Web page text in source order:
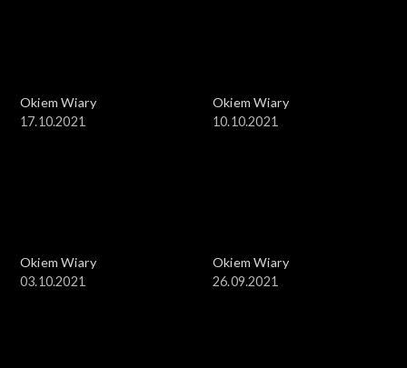
Okiem Wiary
17.10.2021
Okiem Wiary
10.10.2021
Okiem Wiary
03.10.2021
Okiem Wiary
26.09.2021